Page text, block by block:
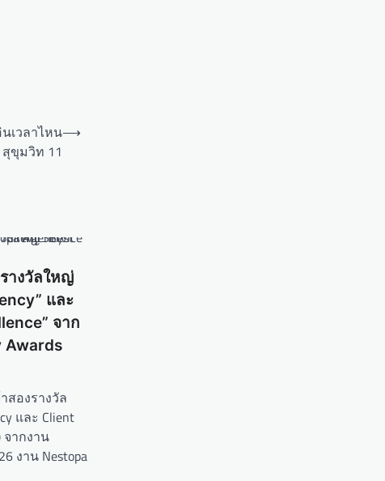
เวลาไหน
ขุมวิท 11
⟶
างวัลใหญ่
และ
จาก
Awards
สองรางวัล
และ Client
จากงาน
งาน Nestopa